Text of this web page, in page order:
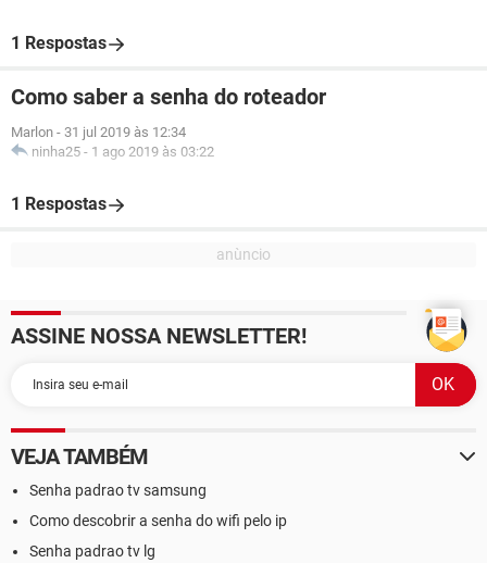
1 Respostas
Como saber a senha do roteador
Marlon - 31 jul 2019 às 12:34
ninha25 - 1 ago 2019 às 03:22
1 Respostas
ASSINE NOSSA NEWSLETTER!
VEJA TAMBÉM
Senha padrao tv samsung
Como descobrir a senha do wifi pelo ip
Senha padrao tv lg